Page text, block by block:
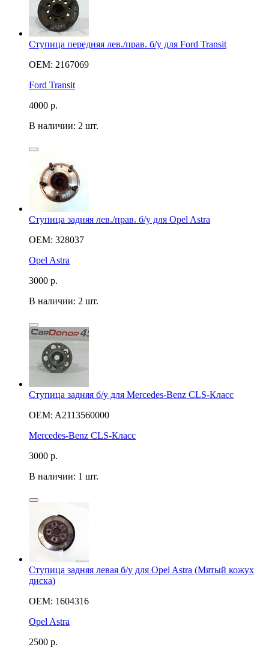
Ступица передняя лев./прав. б/у для Ford Transit
OEM: 2167069
Ford Transit
4000 р.
В наличии: 2 шт.
Ступица задняя лев./прав. б/у для Opel Astra
OEM: 328037
Opel Astra
3000 р.
В наличии: 2 шт.
Ступица задняя б/у для Mercedes-Benz CLS-Класс
OEM: A2113560000
Mercedes-Benz CLS-Класс
3000 р.
В наличии: 1 шт.
Ступица задняя левая б/у для Opel Astra (Мятый кожух
диска)
OEM: 1604316
Opel Astra
2500 р.